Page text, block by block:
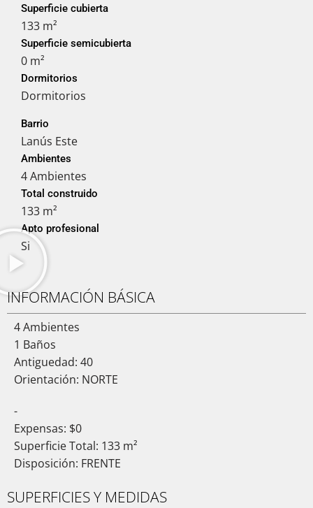
Superficie cubierta
133 m²
Superficie semicubierta
0 m²
Dormitorios
Dormitorios
Barrio
Lanús Este
Ambientes
4 Ambientes
Total construido
133 m²
Apto profesional
Si
INFORMACIÓN BÁSICA
4 Ambientes
1 Baños
Antiguedad: 40
Orientación: NORTE
-
Expensas: $0
Superficie Total: 133 m²
Disposición: FRENTE
SUPERFICIES Y MEDIDAS